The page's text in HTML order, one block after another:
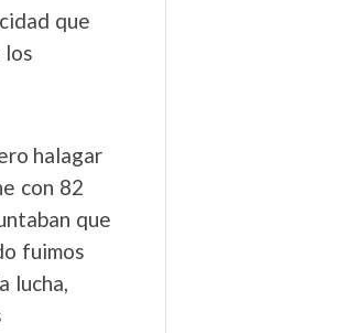
que
los
halagar
con 82
que
fuimos
lucha,